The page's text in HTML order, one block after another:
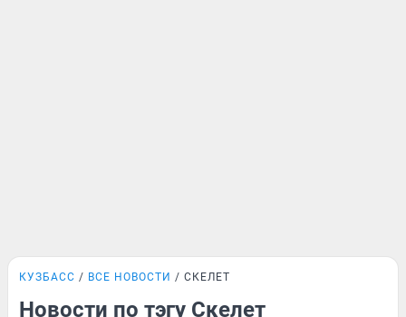
КУЗБАСС ВСЕ НОВОСТИ СКЕЛЕТ
Новости по тэгу Скелет